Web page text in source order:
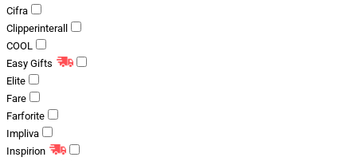
Cifra
Clipperinterall
COOL
Easy Gifts
Elite
Fare
Farforite
Impliva
Inspirion